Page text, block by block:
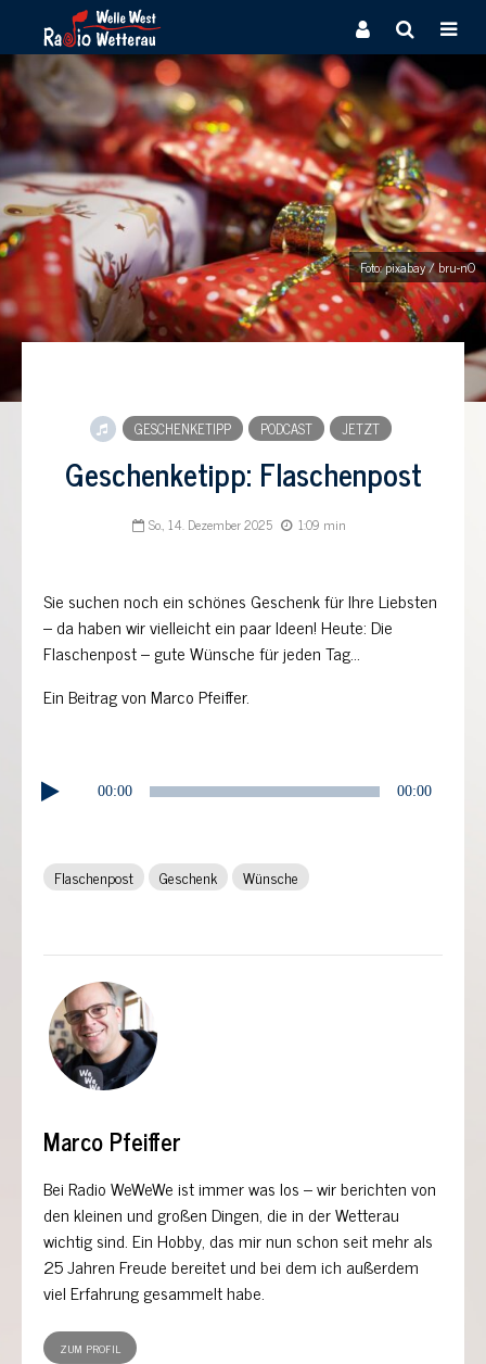
Foto: pixabay / bru-nO
GESCHENKETIPP PODCAST JETZT
Geschenketipp: Flaschenpost
So., 14. Dezember 2025 1:09 min
Sie suchen noch ein schönes Geschenk für Ihre Liebsten
– da haben wir vielleicht ein paar Ideen! Heute: Die
Flaschenpost – gute Wünsche für jeden Tag…
Ein Beitrag von Marco Pfeiffer.
Audio-
00:00 00:00
Flaschenpost Geschenk Wünsche
Marco Pfeiffer
Bei Radio WeWeWe ist immer was los – wir berichten von
den kleinen und großen Dingen, die in der Wetterau
wichtig sind. Ein Hobby, das mir nun schon seit mehr als
25 Jahren Freude bereitet und bei dem ich außerdem
viel Erfahrung gesammelt habe.
ZUM PROFIL